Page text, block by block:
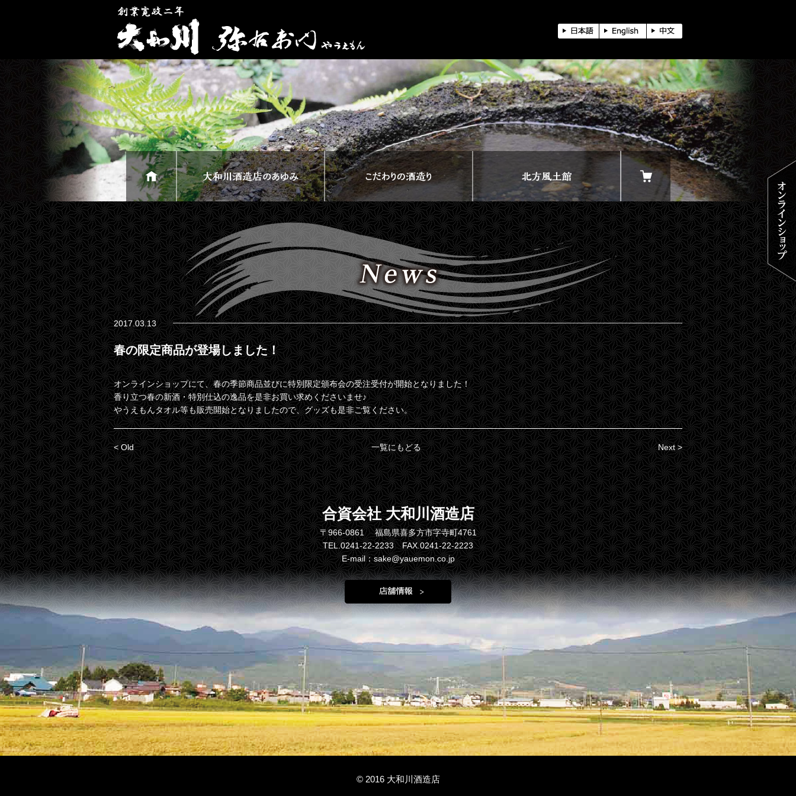
2017.03.13
春の限定商品が登場しました！
オンラインショップにて、春の季節商品並びに特別限定頒布会の受注受付が開始となりました！
香り立つ春の新酒・特別仕込の逸品を是非お買い求めくださいませ♪
やうえもんタオル等も販売開始となりましたので、グッズも是非ご覧ください。
< Old 一覧にもどる Next >
合資会社 大和川酒造店
〒966-0861 福島県喜多方市字寺町4761
TEL.0241-22-2233 FAX.0241-22-2223
E-mail：sake@yauemon.co.jp
© 2016 大和川酒造店